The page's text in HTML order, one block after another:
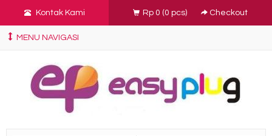
Kontak Kami Rp 0 (0 pcs) Checkout
MENU NAVIGASI